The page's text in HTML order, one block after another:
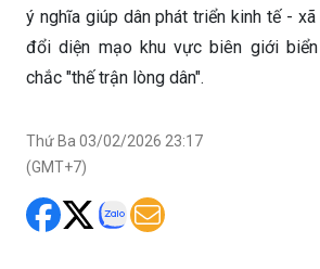
ý nghĩa giúp dân phát triển kinh tế -
đổi diện mạo khu vực biên giới
chắc "thế trận lòng dân".
Thứ Ba 03/02/2026 23:17
(GMT+7)